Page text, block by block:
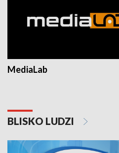
MediaLab
BLISKO LUDZI